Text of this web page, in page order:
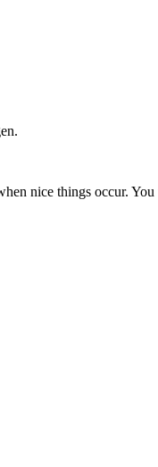
nice things occur.